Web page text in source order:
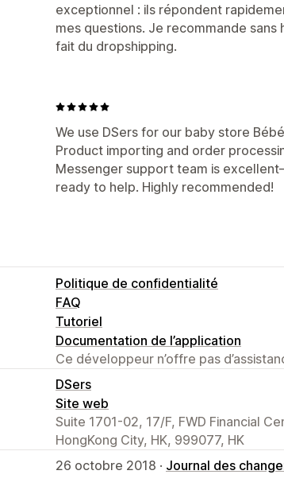
exceptionnel : ils répondent
mes questions. Je recommande
fait du dropshipping.
We use DSers for our baby store
Product importing and order
Messenger support team is
ready to help. Highly recommended!
Politique de confidentialité
FAQ
Tutoriel
Documentation de l’application
Ce développeur n’offre pas
DSers
Site web
Suite 1701-02, 17/F, FWD Financial
HongKong City, HK, 999077, HK
26 octobre 2018 · Journal des